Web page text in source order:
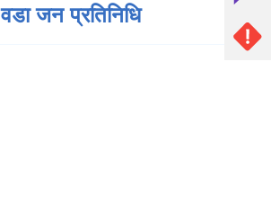
वडा जन प्रतिनिधि